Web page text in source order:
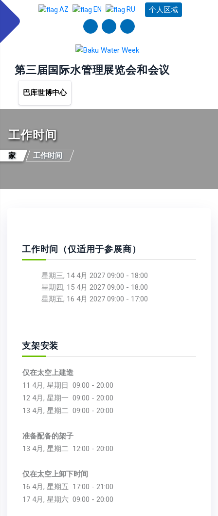
AZ EN RU 个人区域
第三届国际水管理展​​览会和会议
巴库世博中心
工作时间
家 工作时间
工作时间（仅适用于参展商）
星期三, 14 4月 2027 09:00 - 18:00
星期四, 15 4月 2027 09:00 - 18:00
星期五, 16 4月 2027 09:00 - 17:00
支架安装
仅在太空上建造
11 4月, 星期日 09:00 - 20:00
12 4月, 星期一 09:00 - 20:00
13 4月, 星期二 09:00 - 20:00
准备配备的架子
13 4月, 星期二 12:00 - 20:00
仅在太空上卸下时间
16 4月, 星期五 17:00 - 21:00
17 4月, 星期六 09:00 - 20:00